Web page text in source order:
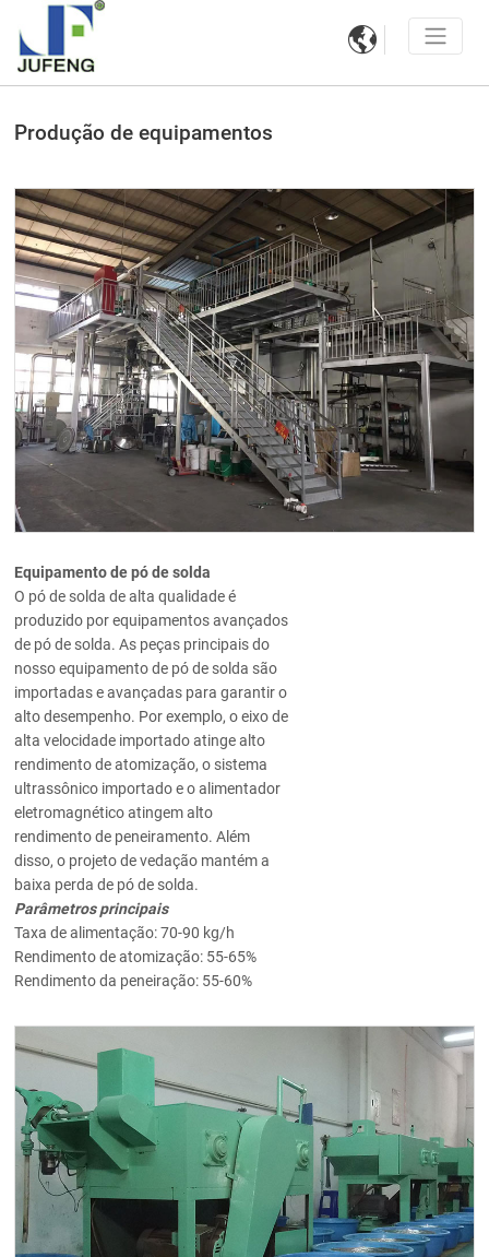

Produção de equipamentos
Equipamento de pó de solda
O pó de solda de alta qualidade é
produzido por equipamentos avançados
de pó de solda. As peças principais do
nosso equipamento de pó de solda são
importadas e avançadas para garantir o
alto desempenho. Por exemplo, o eixo de
alta velocidade importado atinge alto
rendimento de atomização, o sistema
ultrassônico importado e o alimentador
eletromagnético atingem alto
rendimento de peneiramento. Além
disso, o projeto de vedação mantém a
baixa perda de pó de solda.
Parâmetros principais
Taxa de alimentação: 70-90 kg/h
Rendimento de atomização: 55-65%
Rendimento da peneiração: 55-60%